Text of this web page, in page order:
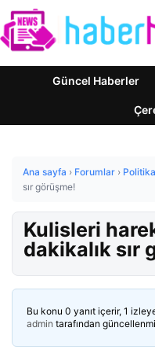
Güncel Haberler
Ana sayfa › Forumlar › Politika
sır görüşme!
Kulisleri
dakikalık sır
Bu konu 0 yanıt içerir, 1
admin tarafından